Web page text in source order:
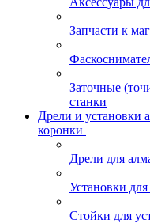
Запчасти к
Заточные
станки
Дрели и установки
коронки
Дрели для
Установки
Стойки для